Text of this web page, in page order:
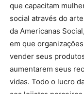
que capacitam
social através do
da Americanas
em que
vender seus
aumentarem seus
vidas. Todo o lucro